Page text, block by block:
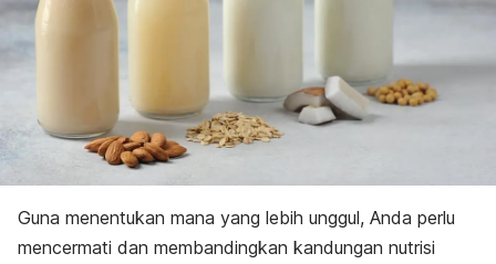
Guna menentukan mana yang lebih unggul, Anda perlu
mencermati dan membandingkan kandungan nutrisi